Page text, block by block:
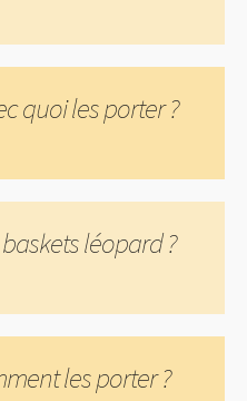
quoi les porter ?
léopard ?
les porter ?